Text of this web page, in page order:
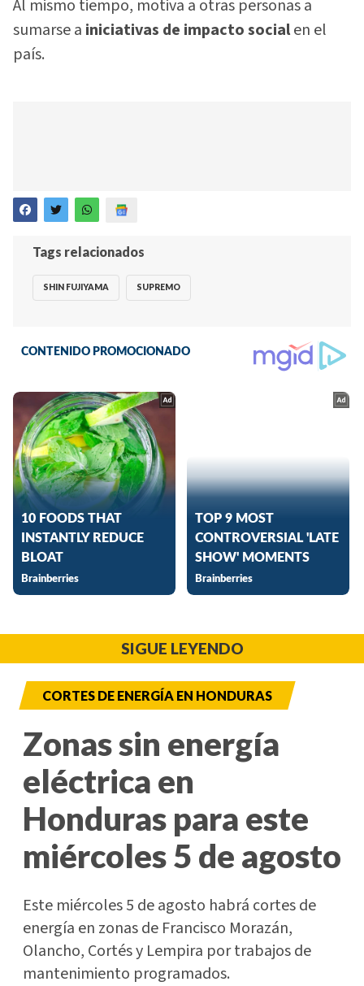
Al mismo tiempo, motiva a otras personas a
sumarse a iniciativas de impacto socialen el
país.
Tags relacionados
SHIN FUJIYAMA SUPREMO
SIGUE LEYENDO
CORTES DE ENERGÍA EN HONDURAS
Zonas sin energía
eléctrica en
Honduras para este
miércoles 5 de agosto
Este miércoles 5 de agosto habrá cortes de
energía en zonas de Francisco Morazán,
Olancho, Cortés y Lempira por trabajos de
mantenimiento programados.